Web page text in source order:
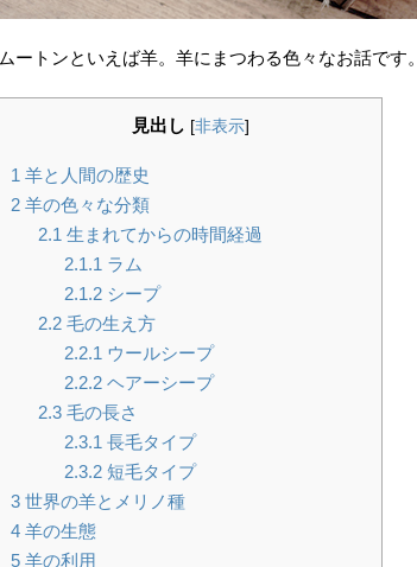
ムートンといえば羊。羊にまつわる色々なお話です。
見出し [非表示]
1 羊と人間の歴史
2 羊の色々な分類
2.1 生まれてからの時間経過
2.1.1 ラム
2.1.2 シープ
2.2毛の生え方
2.2.1 ウールシープ
2.2.2 ヘアーシープ
2.3毛の長さ
2.3.1 長毛タイプ
2.3.2 短毛タイプ
3 世界の羊とメリノ種
4 羊の生態
5 羊の利用